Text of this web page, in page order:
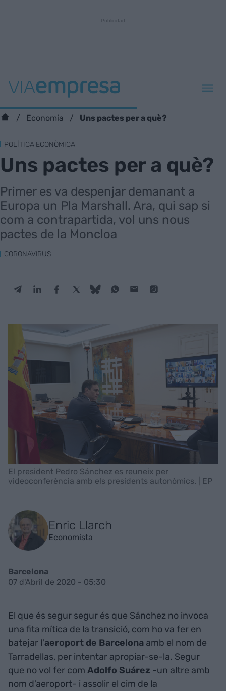
Economia Uns pactes per a què?
POLÍTICA ECONÒMICA
Uns pactes per a què?
Primer es va despenjar demanant a
Europa un Pla Marshall. Ara, qui sap si
com a contrapartida, vol uns nous
pactes de la Moncloa
CORONAVIRUS
El president Pedro Sánchez es reuneix per
videoconferència amb els presidents autonòmics. | EP
Enric Llarch
Economista
Barcelona
07 d'Abril de 2020 - 05:30
El que és segur segur és que Sánchez no invoca
una fita mítica de la transició, com ho va fer en
batejar l'aeroport de Barcelona amb el nom de
Tarradellas, per intentar apropiar-se-la. Segur
que no vol fer com Adolfo Suárez -un altre amb
nom d'aeroport- i assolir el cim de la